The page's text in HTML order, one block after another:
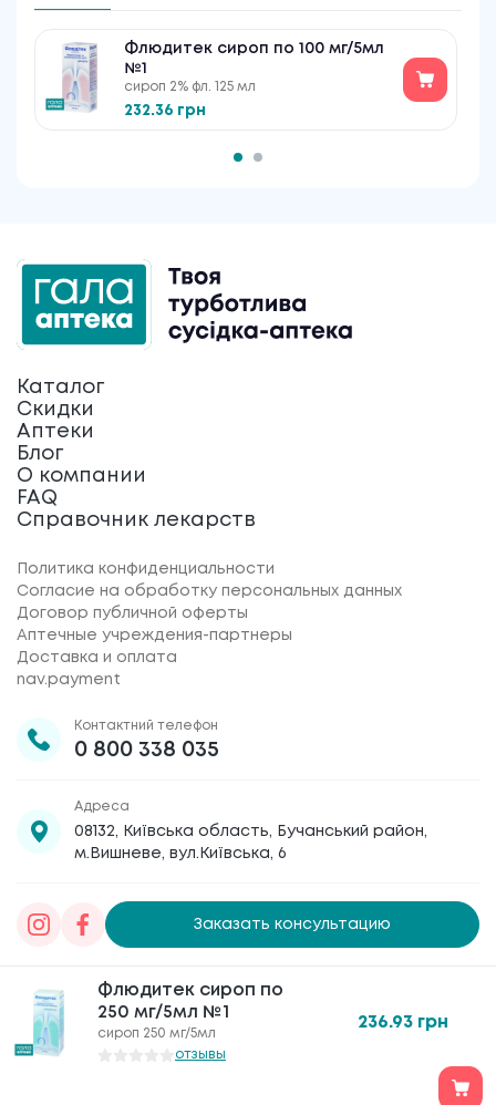
Флюдитек сироп по 100 мг/5мл
№1
сироп 2% фл. 125 мл
232.36 грн
Флюдитек сироп по
250 мг/5мл №1
сироп 250 мг/5мл
отзывы
236.93 грн
Каталог
Скидки
Аптеки
Блог
О компании
FAQ
Справочник лекарств
Политика конфиденциальности
Согласие на обработку персональных данных
Договор публичной оферты
Аптечные учреждения-партнеры
Доставка и оплата
nav.payment
Контактний телефон
0 800 338 035
Адреса
08132, Київська область, Бучанський район,
м.Вишневе, вул.Київська, 6
Заказать консультацию
Товариство з обмеженою відповідальністю
«Галафарм», код ЄДРПОУ 30886474 © 2020-2026